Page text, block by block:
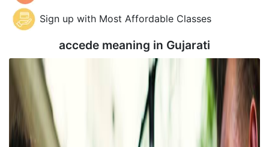
Sign up with Most Affordable Classes
accede meaning in Gujarati